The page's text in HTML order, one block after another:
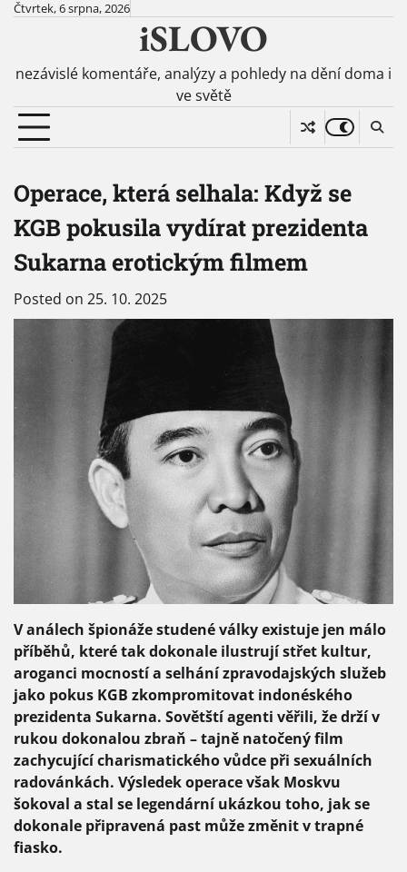
SkipČtvrtek, 6 srpna, 2026
iSLOVO
nezávislé komentáře, analýzy a pohledy na dění doma i
ve světě
Operace, která selhala: Když se
KGB pokusila vydírat prezidenta
Sukarna erotickým filmem
Posted on 25. 10. 2025
V análech špionáže studené války existuje jen málo
příběhů, které tak dokonale ilustrují střet kultur,
aroganci mocností a selhání zpravodajských služeb
jako pokus KGB zkompromitovat indonéského
prezidenta Sukarna. Sovětští agenti věřili, že drží v
rukou dokonalou zbraň – tajně natočený film
zachycující charismatického vůdce při sexuálních
radovánkách. Výsledek operace však Moskvu
šokoval a stal se legendární ukázkou toho, jak se
dokonale připravená past může změnit v trapné
fiasko.